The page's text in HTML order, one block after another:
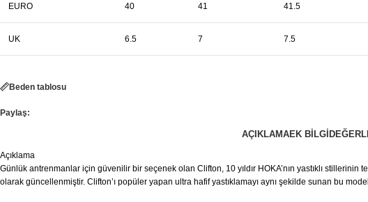
EURO 40 41 41.5
UK 6.5 7 7.5
Beden tablosu
Paylaş:
AÇIKLAMAEK BILGI
Açıklama
Günlük antrenmanlar için güvenilir bir seçenek olan Clifton, 10 yıldır HOKA’nın yastıklı
olarak güncellenmiştir. Clifton’ı popüler yapan ultra hafif yastıklamayı aynı şekilde sunan bu